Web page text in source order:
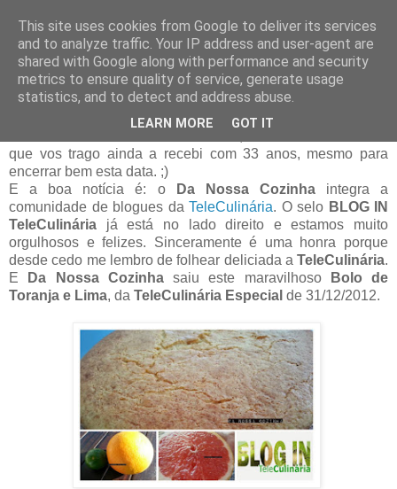
09 junho 2014
Bolo de Toranja e Lima # BLOG IN
TeleCulinária
que vos trago ainda a recebi com 33 anos, mesmo para
encerrar bem esta data. ;)
E a boa notícia é: o
Da Nossa Cozinhaintegra a
comunidade de blogues da TeleCulinária. O selo BLOG IN
TeleCulinária já está no lado direito e estamos muito
orgulhosos e felizes. Sinceramente é uma honra porque
desde cedo me lembro de folhear deliciada a TeleCulinária.
E
Da Nossa Cozinhasaiu este maravilhoso
Bolo de
Toranja e Lima, da TeleCulinária Especial de 31/12/2012.
This site uses cookies from Google to deliver its services
and to analyze traffic. Your IP address and user-agent are
shared with Google along with performance and security
metrics to ensure quality of service, generate usage
statistics, and to detect and address abuse.
LEARN MORE GOT IT